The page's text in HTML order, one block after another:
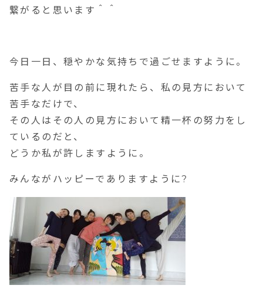
繋がると思います＾＾
今日一日、穏やかな気持ちで過ごせますように。
苦手な人が目の前に現れたら、私の見方において
苦手なだけで、
その人はその人の見方において精一杯の努力をし
ているのだと、
どうか私が許しますように。
みんながハッピーでありますように?